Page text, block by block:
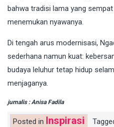
bahwa tradisi lama yang
menemukan nyawanya.
Di tengah arus modernisasi,
sederhana namun kuat:
budaya leluhur tetap hidup
menjaganya.
jurnalis : Anisa Fadila
Posted in Inspirasi